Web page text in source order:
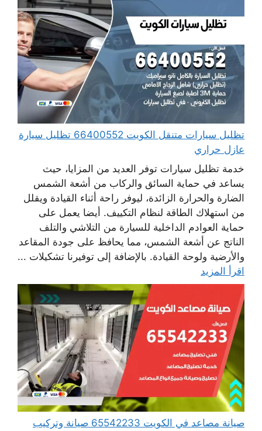
تظليل سيارات متنقل الكويت 66400552 تظليل سيارة
عازل حراري
خدمة تظليل سيارات توفر العديد من المزايا، حيث
يساعد في حماية السائق والركاب من أشعة الشمس
الضارة والحرارة الزائدة، ليوفر راحة أثناء القيادة ويقلل
من استهلاك الطاقة لنظام التكييف. أيضا يعمل على
حماية العوادم الداخلية للسيارة من التلاشي والتلف
الناتج عن أشعة الشمس، مما يحافظ على جودة المقاعد
والأرضية ولوحة القيادة. بالإضافة إلى توفيرنا تشكيلات ...
اقرأ المزيد
صيانة مصاعد في الكويت 65542233 صيانة وتركيب